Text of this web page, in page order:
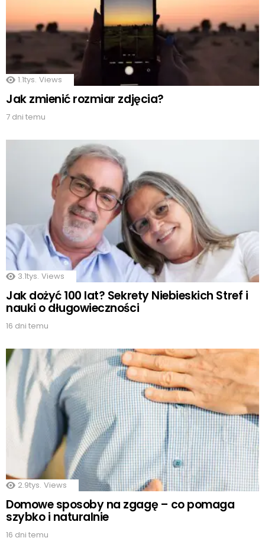
1.1tys. Views
Jak zmienić rozmiar zdjęcia?
7 dni temu
3.1tys. Views
Jak dożyć 100 lat? Sekrety Niebieskich Stref i
nauki o długowieczności
16 dni temu
2.9tys. Views
Domowe sposoby na zgagę – co pomaga
szybko i naturalnie
16 dni temu